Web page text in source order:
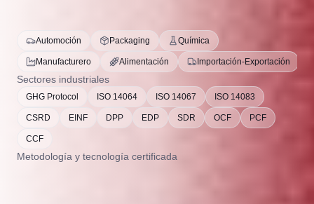
Automoción Packaging Química
Manufacturero Alimentación Importación-Exportación
Sectores industriales
GHG Protocol ISO 14064 ISO 14067 ISO 14083
CSRD EINF DPP EDP SDR OCF PCF
CCF
Metodología y tecnología certificada